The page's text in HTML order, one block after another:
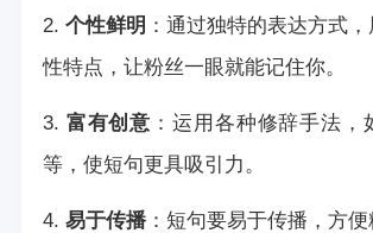
2. 个性鲜明 ：通过独特的表达方式
性特点，让粉丝一眼就能记住你。
3. 富有创意 ：运用各种修辞手法，
等，使短句更具吸引力。
4. 易于传播：短句要易于传播，方